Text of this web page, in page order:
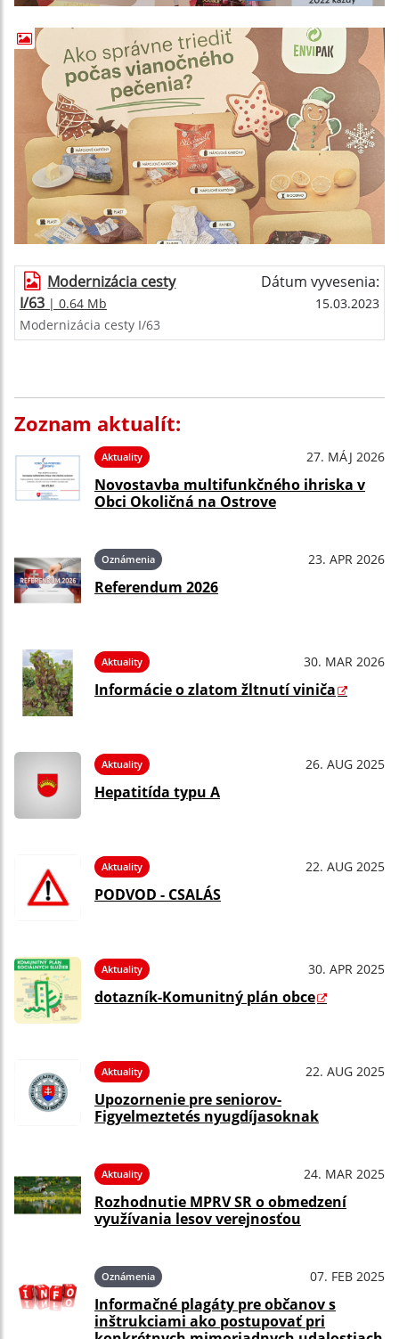
Modernizácia cesty
I/63 | 0.64 Mb
Dátum vyvesenia:
15.03.2023
Modernizácia cesty I/63
Zoznam aktualít:
Aktuality 27. MÁJ 2026
Novostavba multifunkčného ihriska v
Obci Okoličná na Ostrove
Oznámenia 23. APR 2026
Referendum 2026
Aktuality 30. MAR 2026
Informácie o zlatom žltnutí viniča
Aktuality 26. AUG 2025
Hepatitída typu A
Aktuality 22. AUG 2025
PODVOD - CSALÁS
Aktuality 30. APR 2025
dotazník-Komunitný plán obce
Aktuality 22. AUG 2025
Upozornenie pre seniorov-
Figyelmeztetés nyugdíjasoknak
Aktuality 24. MAR 2025
Rozhodnutie MPRV SR o obmedzení
využívania lesov verejnosťou
Oznámenia 07. FEB 2025
Informačné plagáty pre občanov s
inštrukciami ako postupovať pri